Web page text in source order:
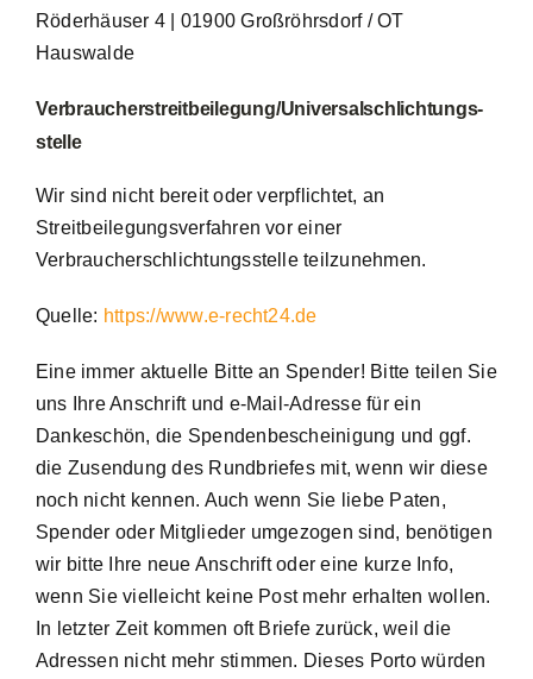
Röderhäuser 4 | 01900 Großröhrsdorf / OT
Hauswalde
Verbraucher­streit­beilegung/Universal­schlichtungs­
stelle
Wir sind nicht bereit oder verpflichtet, an
Streitbeilegungsverfahren vor einer
Verbraucherschlichtungsstelle teilzunehmen.
Quelle: https://www.e-recht24.de
Eine immer aktuelle Bitte an Spender! Bitte teilen Sie
uns Ihre Anschrift und e-Mail-Adresse für ein
Dankeschön, die Spendenbescheinigung und ggf.
die Zusendung des Rundbriefes mit, wenn wir diese
noch nicht kennen. Auch wenn Sie liebe Paten,
Spender oder Mitglieder umgezogen sind, benötigen
wir bitte Ihre neue Anschrift oder eine kurze Info,
wenn Sie vielleicht keine Post mehr erhalten wollen.
In letzter Zeit kommen oft Briefe zurück, weil die
Adressen nicht mehr stimmen. Dieses Porto würden